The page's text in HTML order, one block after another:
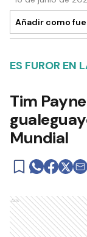
Añadir como
ES FUROR EN
Tim
Mundial
Ads